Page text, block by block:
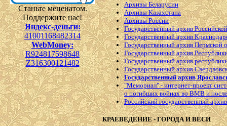
Станьте меценатом.
Поддержите нас!
Яндекс-деньги:
41001168482314
WebMoney:
R924817598648
Z316300121482
Архивы Беларусии
Архивы Казахстана
Архивы России
Государственный архив
Государственный архив
Государственный архив Пермской
Государственный архив
Государственный архив
Государственный архив
Государственный архив
"Мемориал" - интернет-проект
о погибших войнах во ВМВ и
Российский государственный
КРАЕВЕДЕНИЕ - ГОРОДА И ВЕСИ